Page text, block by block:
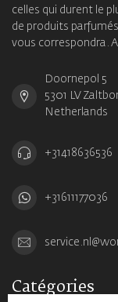
celles qui durent le
de produits
vous correspondra.
Doornepol 5
5301 LV
Netherlands
+31418636536
+31611177036
Catégories